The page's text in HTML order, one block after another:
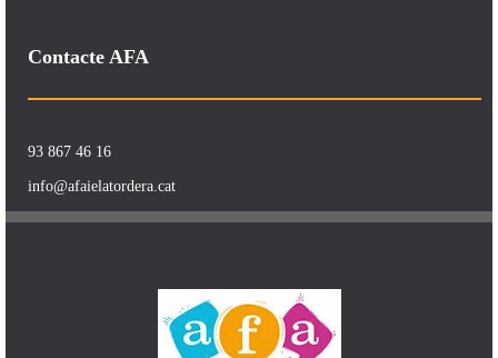
Contacte AFA
93 867 46 16
info@afaielatordera.cat